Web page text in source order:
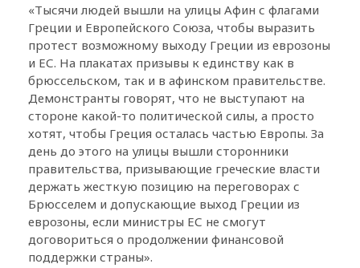
«Тысячи людей вышли на улицы Афин с флагами
Греции и Европейского Союза, чтобы выразить
протест возможному выходу Греции из еврозоны
и ЕС. На плакатах призывы к единству как в
брюссельском, так и в афинском правительстве.
Демонстранты говорят, что не выступают на
стороне какой-то политической силы, а просто
хотят, чтобы Греция осталась частью Европы. За
день до этого на улицы вышли сторонники
правительства, призывающие греческие власти
держать жесткую позицию на переговорах с
Брюсселем и допускающие выход Греции из
еврозоны, если министры ЕС не смогут
договориться о продолжении финансовой
поддержки страны».